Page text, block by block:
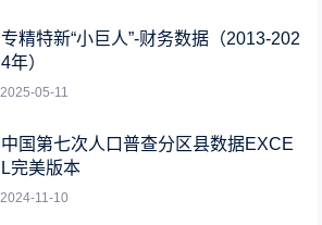
专精特新“小巨人”-财务数据（2013-202
4年）
2025-05-11
中国第七次人口普查分区县数据EXCE
L完美版本
2024-11-10